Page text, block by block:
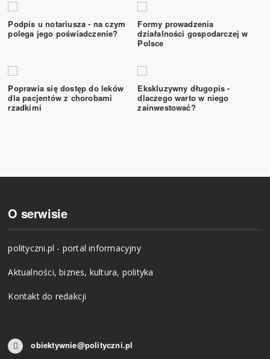
Podpis u notariusza - na czym
polega jego poświadczenie?
Formy prowadzenia
działalności gospodarczej w
Polsce
Poprawia się dostęp do leków
dla pacjentów z chorobami
rzadkimi
Ekskluzywny długopis -
dlaczego warto w niego
zainwestować?
O serwisie
polityczni.pl - portal informacyjny
Aktualności, biznes, kultura, polityka
Kontakt do redakcji
obiektywnie@polityczni.pl